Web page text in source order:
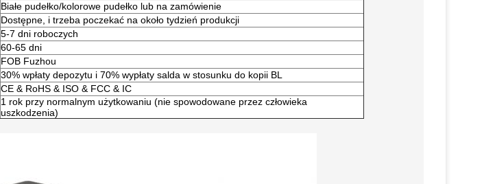
Białe pudełko/kolorowe pudełko lub na zamówienie
Dostępne, i trzeba poczekać na około tydzień produkcji
5-7 dni roboczych
60-65 dni
FOB Fuzhou
30% wpłaty depozytu i 70% wypłaty salda w stosunku do kopii BL
CE & RoHS & ISO & FCC & IC
1 rok przy normalnym użytkowaniu (nie spowodowane przez człowieka
uszkodzenia)